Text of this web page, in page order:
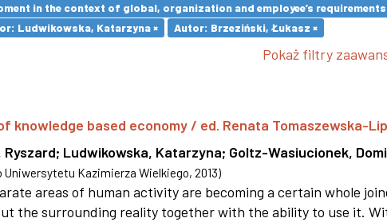
in the context of global, organization and employee’s
Ludwikowska, Katarzyna × Autor: Brzeziński, Łukasz ×
Pokaż filtry
knowledge based economy / ed. Renata Tomaszewska-
Ryszard; Ludwikowska, Katarzyna; Goltz-Wasiucionek,
Uniwersytetu Kazimierza Wielkiego, 2013)
areas of human activity are becoming a certain whole
the surrounding reality together with the ability to use it.